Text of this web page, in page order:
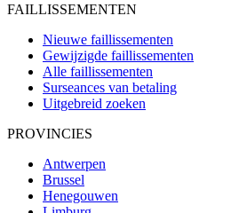
FAILLISSEMENTEN
Nieuwe faillissementen
Gewijzigde faillissementen
Alle faillissementen
Surseances van betaling
Uitgebreid zoeken
PROVINCIES
Antwerpen
Brussel
Henegouwen